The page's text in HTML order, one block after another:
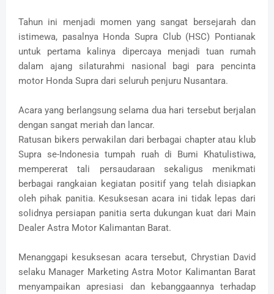
Tahun ini menjadi momen yang sangat bersejarah dan
istimewa, pasalnya Honda Supra Club (HSC) Pontianak
untuk pertama kalinya dipercaya menjadi tuan rumah
dalam ajang silaturahmi nasional bagi para pencinta
motor Honda Supra dari seluruh penjuru Nusantara.
Acara yang berlangsung selama dua hari tersebut berjalan
dengan sangat meriah dan lancar.
Ratusan bikers perwakilan dari berbagai chapter atau klub
Supra se-Indonesia tumpah ruah di Bumi Khatulistiwa,
mempererat tali persaudaraan sekaligus menikmati
berbagai rangkaian kegiatan positif yang telah disiapkan
oleh pihak panitia. Kesuksesan acara ini tidak lepas dari
solidnya persiapan panitia serta dukungan kuat dari Main
Dealer Astra Motor Kalimantan Barat.
Menanggapi kesuksesan acara tersebut, Chrystian David
selaku Manager Marketing Astra Motor Kalimantan Barat
menyampaikan apresiasi dan kebanggaannya terhadap